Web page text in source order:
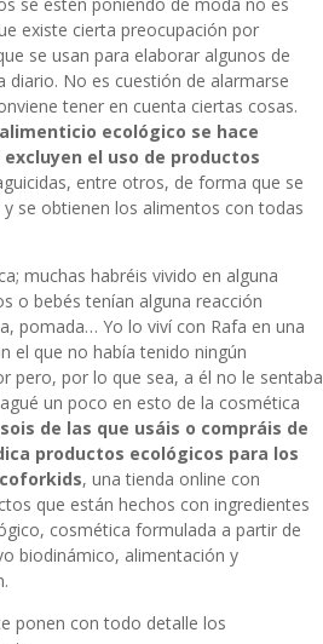
existe cierta preocupación por
se usan para elaborar algunos de
diario. No es cuestión de alarmarse
tener en cuenta ciertas cosas.
ecológico se hace
el uso de productos
entre otros, de forma que se
se obtienen los alimentos con todas
muchas habréis vivido en alguna
o bebés tenían alguna reacción
pomada… Yo lo viví con Rafa en una
el que no había tenido ningún
pero, por lo que sea, a él no le sentaba
un poco en esto de la cosmética
sois de las que usáis o compráis de
productos ecológicos para los
, una tienda online con
que están hechos con ingredientes
cosmética formulada a partir de
biodinámico, alimentación y
ponen con todo detalle los